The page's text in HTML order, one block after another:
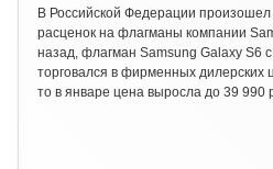
В Российской Федерации произошел
расценок на флагманы компании
назад, флагман Samsung Galaxy S6
торговался в фирменных дилерских
то в январе цена выросла до 39 990